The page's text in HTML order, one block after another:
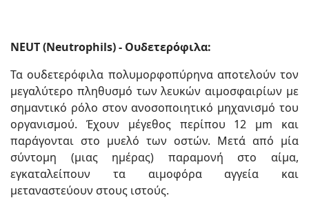
NEUT (Neutrophils) - Ουδετερόφιλα:
Τα ουδετερόφιλα πολυμορφοπύρηνα αποτελούν τον
μεγαλύτερο πληθυσμό των λευκών αιμοσφαιρίων με
σημαντικό ρόλο στον ανοσοποιητικό μηχανισμό του
οργανισμού. Έχουν μέγεθος περίπου 12 μm και
παράγονται στο μυελό των οστών. Μετά από μία
σύντομη (μιας ημέρας) παραμονή στο αίμα,
εγκαταλείπουν τα αιμοφόρα αγγεία και
μεταναστεύουν στους ιστούς.